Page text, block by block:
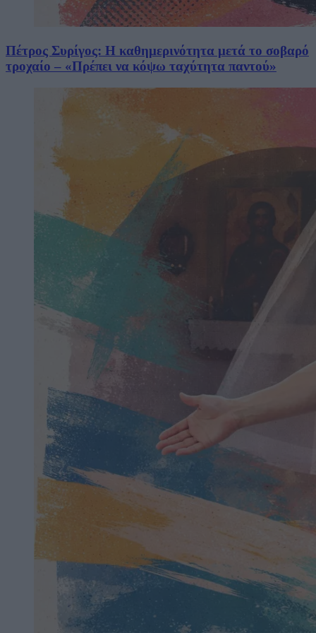
Πέτρος Συρίγος: Η καθημερινότητα μετά το σοβαρό
τροχαίο – «Πρέπει να κόψω ταχύτητα παντού»